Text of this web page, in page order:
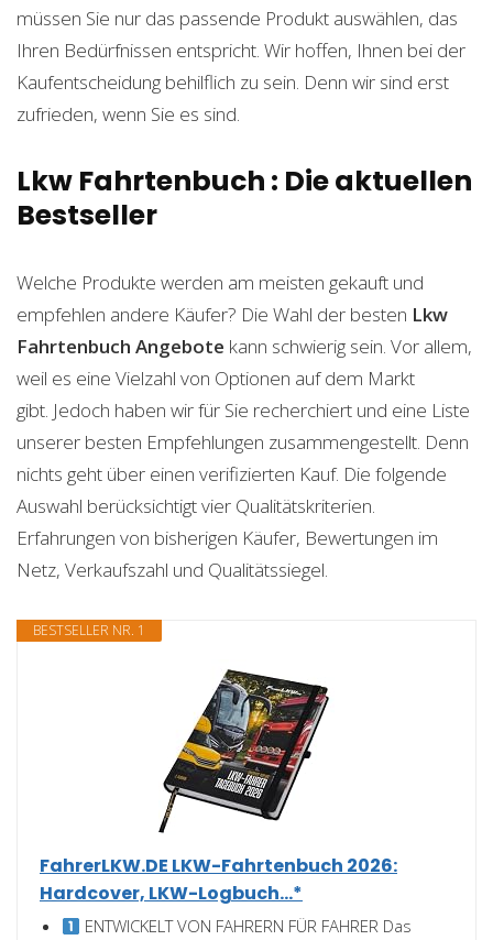
müssen Sie nur das passende Produkt auswählen, das
Ihren Bedürfnissen entspricht. Wir hoffen, Ihnen bei der
Kaufentscheidung behilflich zu sein. Denn wir sind erst
zufrieden, wenn Sie es sind.
Lkw Fahrtenbuch : Die aktuellen
Bestseller
Welche Produkte werden am meisten gekauft und
empfehlen andere Käufer? Die Wahl der besten Lkw
Fahrtenbuch Angebote kann schwierig sein. Vor allem,
weil es eine Vielzahl von Optionen auf dem Markt
gibt. Jedoch haben wir für Sie recherchiert und eine Liste
unserer besten Empfehlungen zusammengestellt. Denn
nichts geht über einen verifizierten Kauf. Die folgende
Auswahl berücksichtigt vier Qualitätskriterien.
Erfahrungen von bisherigen Käufer, Bewertungen im
Netz, Verkaufszahl und Qualitätssiegel.
BESTSELLER NR. 1
FahrerLKW.DE LKW-Fahrtenbuch 2026:
Hardcover, LKW-Logbuch...*
ENTWICKELT VON FAHRERN FÜR FAHRER Das